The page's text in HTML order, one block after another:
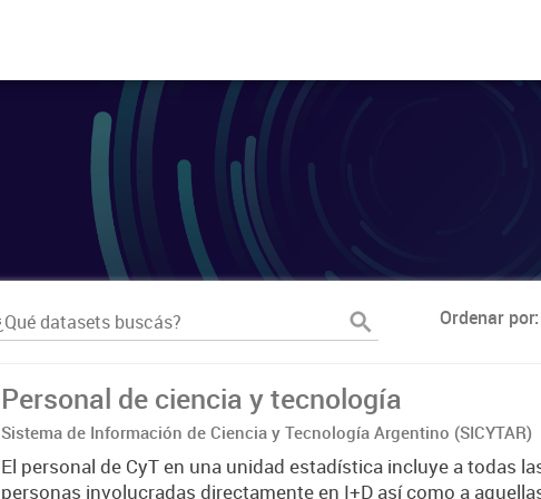
Ordenar por
Personal de ciencia y tecnología
Sistema de Información de Ciencia y Tecnología Argentino (SICYTAR)
El personal de CyT en una unidad estadística incluye a todas
personas involucradas directamente en I+D así como a